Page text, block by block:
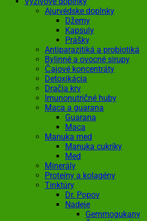
Ajurvédske doplnky
Džemy
Kapsuly
Prášky
Antiparazitiká a probiotiká
Bylinné a ovocné sirupy
Čajové koncentráty
Detoxikácia
Dračia krv
Imunonutričné huby
Maca a guarana
Guarana
Maca
Manuka med
Manuka cukríky
Med
Minerály
Proteíny a kolagény
Tinktúry
Dr. Popov
Nadeje
Gemmogukany